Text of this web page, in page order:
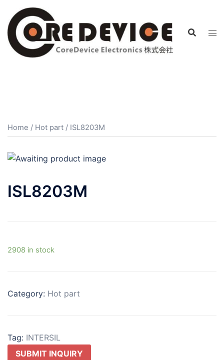
Home / Hot part / ISL8203M
ISL8203M
2908 in stock
Category: Hot part
Tag: INTERSIL
SUBMIT INQUIRY